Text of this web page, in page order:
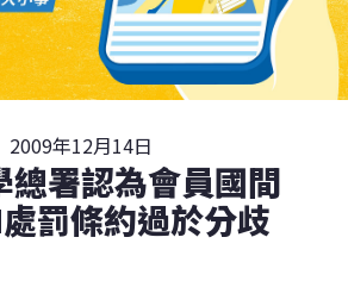
2009年12月14日
總署認為會員國間
罰條約過於分歧